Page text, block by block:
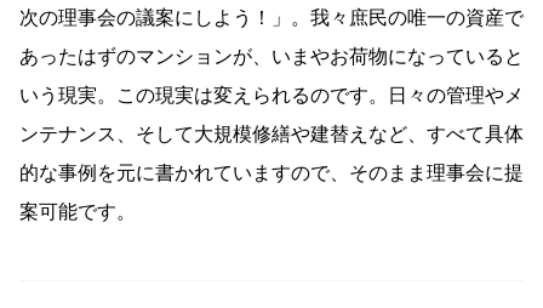
次の理事会の議案にしよう！」。我々庶民の唯一の資産で
あったはずのマンションが、いまやお荷物になっていると
いう現実。この現実は変えられるのです。日々の管理やメ
ンテナンス、そして大規模修繕や建替えなど、すべて具体
的な事例を元に書かれていますので、そのまま理事会に提
案可能です。